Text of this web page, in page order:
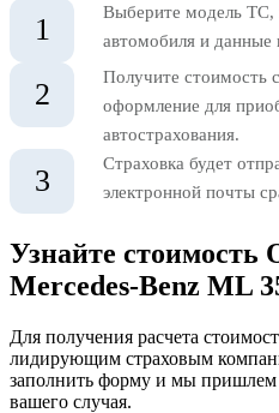
1
Выберите модель ТС,
автомобиля и данные
2
Получите стоимость
оформление для
автострахования.
3
Страховка будет
электронной почты
Узнайте
Mercedes-Benz ML
Для получения расчета
лидирующим страховым
заполнить форму и мы пришлем
вашего случая.